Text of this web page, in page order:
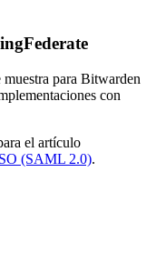
para Bitwarden
con
el artículo
(SAML 2.0).